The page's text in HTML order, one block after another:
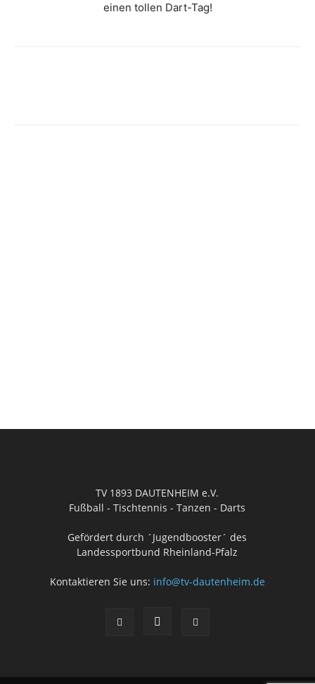
einen tollen Dart-Tag!
TV 1893 DAUTENHEIM e.V.
Fußball - Tischtennis - Tanzen - Darts
Gefördert durch ´Jugendbooster´ des
Landessportbund Rheinland-Pfalz
Kontaktieren Sie uns: info@tv-dautenheim.de